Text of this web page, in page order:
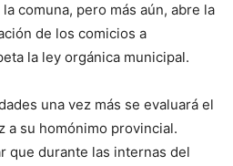
comuna, pero más aún, abre la
de los comicios a
la ley orgánica municipal.
una vez más se evaluará el
a su homónimo provincial.
que durante las internas del